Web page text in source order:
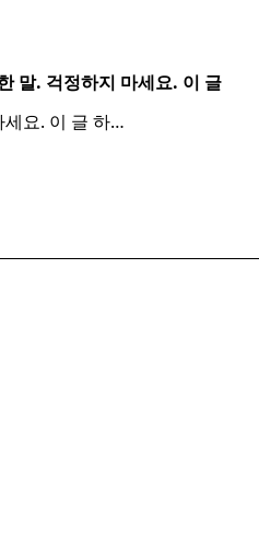
말. 걱정하지 마세요. 이 글
세요. 이 글 하…